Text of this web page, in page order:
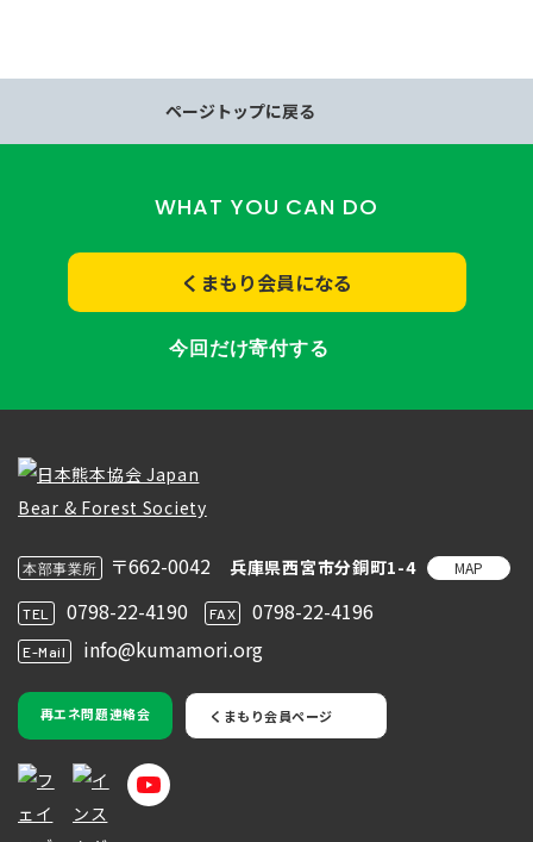
ページトップに戻る
WHAT YOU CAN DO
くまもり会員になる
今回だけ寄付する
本部事業所 〒662-0042 兵庫県西宮市分銅町1-4 MAP
TEL 0798-22-4190 FAX 0798-22-4196
E-Mail info@kumamori.org
再エネ問題連絡会 くまもり会員ページ